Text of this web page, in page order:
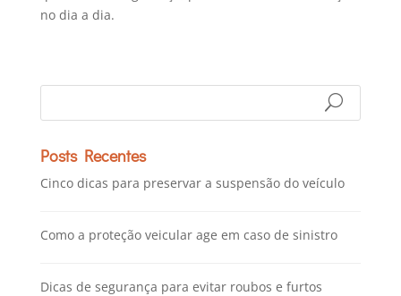
no dia a dia.
Posts Recentes
Cinco dicas para preservar a suspensão do veículo
Como a proteção veicular age em caso de sinistro
Dicas de segurança para evitar roubos e furtos